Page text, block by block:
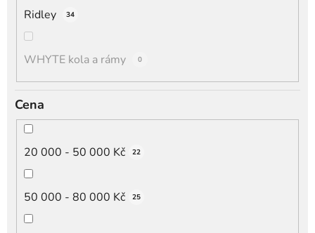
Ridley 34
WHYTE kola a rámy 0
Cena
20 000 - 50 000 Kč 22
50 000 - 80 000 Kč 25